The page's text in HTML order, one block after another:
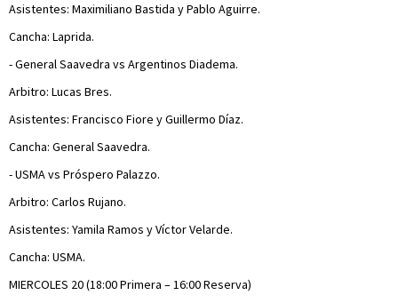
Asistentes: Maximiliano Bastida y Pablo Aguirre.
Cancha: Laprida.
- General Saavedra vs Argentinos Diadema.
Arbitro: Lucas Bres.
Asistentes: Francisco Fiore y Guillermo Díaz.
Cancha: General Saavedra.
- USMA vs Próspero Palazzo.
Arbitro: Carlos Rujano.
Asistentes: Yamila Ramos y Víctor Velarde.
Cancha: USMA.
MIERCOLES 20 (18:00 Primera – 16:00 Reserva)